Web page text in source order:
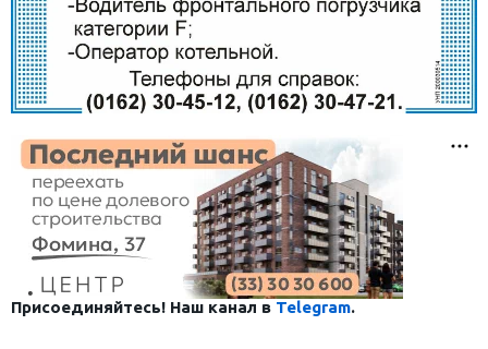
Присоединяйтесь! Наш канал в Telegram.